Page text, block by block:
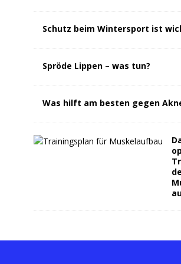
Schutz beim Wintersport ist
Spröde Lippen – was tun?
Was hilft am besten gegen